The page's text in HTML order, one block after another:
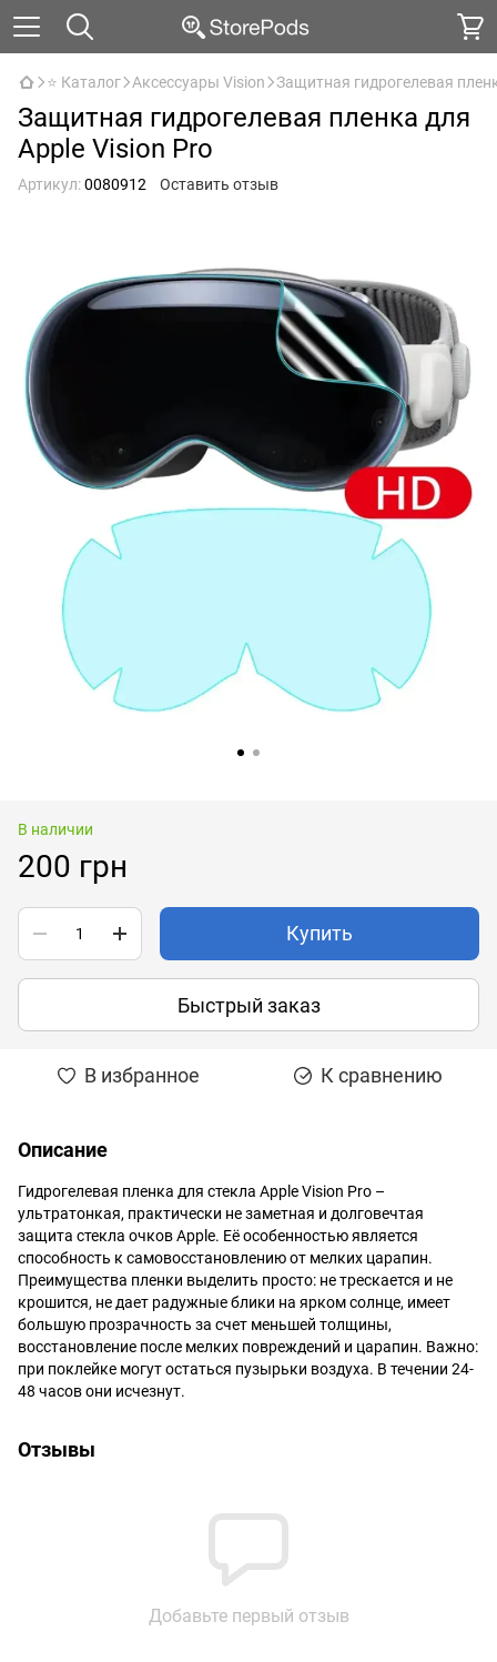
⭐ Каталог Аксессуары Vision Защитная гидрогелевая
Защитная гидрогелевая пленка для
Apple Vision Pro
Артикул:0080912 Оставить отзыв
В наличии
200 грн
Купить
Быстрый заказ
В избранное К сравнению
Описание
Гидрогелевая пленка для стекла Apple Vision Pro –
ультратонкая, практически не заметная и долговечтая
защита стекла очков Apple. Её особенностью является
способность к самовосстановлению от мелких царапин.
Преимущества пленки выделить просто: не трескается и не
крошится, не дает радужные блики на ярком солнце, имеет
большую прозрачность за счет меньшей толщины,
восстановление после мелких повреждений и царапин. Важно:
при поклейке могут остаться пузырьки воздуха. В течении 24-
48 часов они исчезнут.
Отзывы
Добавьте первый отзыв